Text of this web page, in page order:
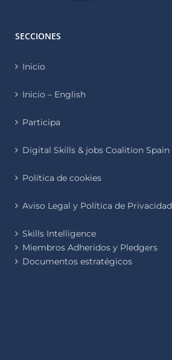
SECCIONES
Inicio
Inicio – English
Participa
Digital Skills & jobs Coalition Spain
Política de cookies
Aviso Legal y Política de Privacidad
Skills Intelligence
Miembros Adheridos y Pledgers
Documentos estratégicos